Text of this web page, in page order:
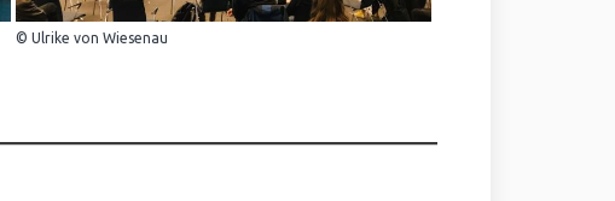
© Ulrike von Wiesenau